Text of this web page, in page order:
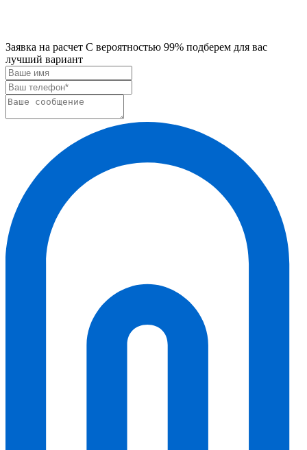
Заявка на расчет С вероятностью 99% подберем для вас
лучший вариант